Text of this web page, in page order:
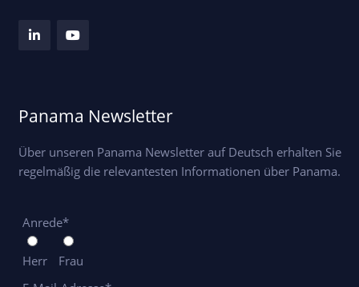
Panama Newsletter
Über unseren Panama Newsletter auf Deutsch erhalten Sie
regelmäßig die relevantesten Informationen über Panama.
Anrede*
Herr
Frau